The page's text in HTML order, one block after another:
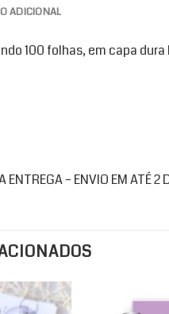
ADICIONAL
100 folhas, em capa
– ENVIO EM ATÉ 2